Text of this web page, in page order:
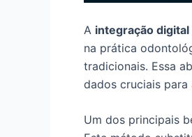
A integração
na prática
tradicionais. Essa
dados cruciais
Um dos principais